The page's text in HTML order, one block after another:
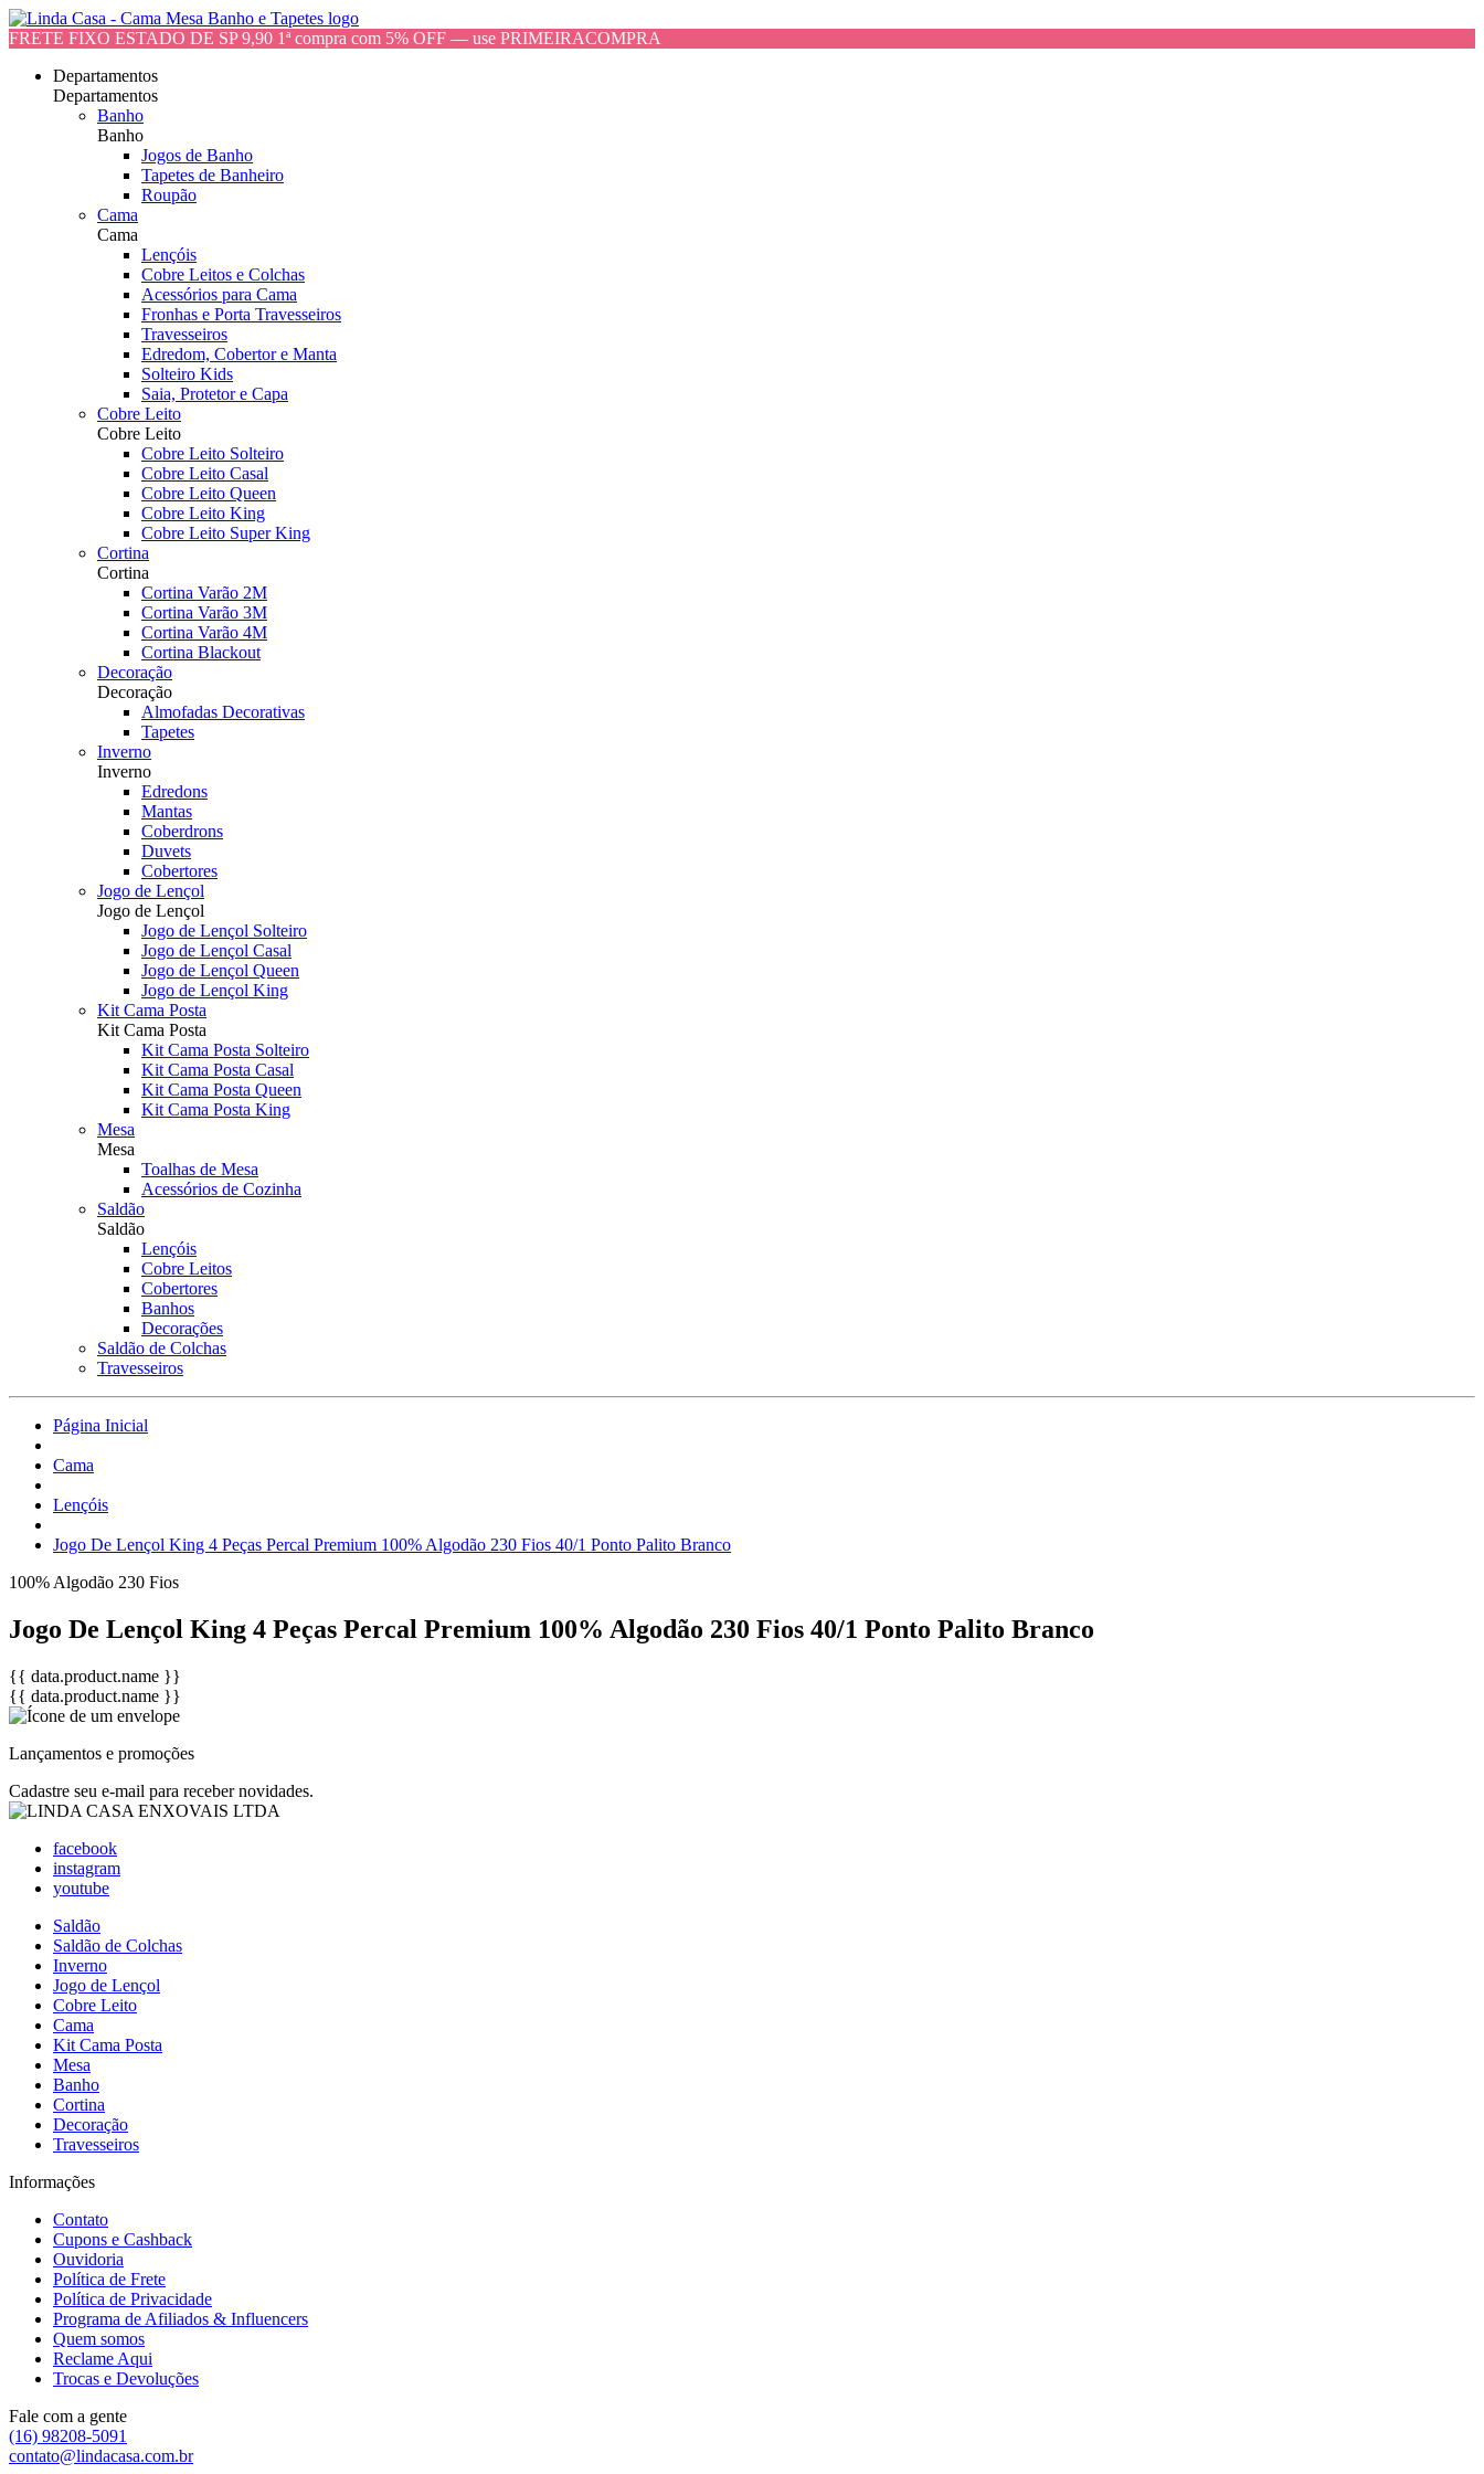
FRETE FIXO ESTADO DE SP 9,90 1ª compra com 5% OFF — use PRIMEIRACOMPRA
Departamentos
Departamentos
Banho
Banho
Jogos de Banho
Tapetes de Banheiro
Roupão
Cama
Cama
Lençóis
Cobre Leitos e Colchas
Acessórios para Cama
Fronhas e Porta Travesseiros
Travesseiros
Edredom, Cobertor e Manta
Solteiro Kids
Saia, Protetor e Capa
Cobre Leito
Cobre Leito
Cobre Leito Solteiro
Cobre Leito Casal
Cobre Leito Queen
Cobre Leito King
Cobre Leito Super King
Cortina
Cortina
Cortina Varão 2M
Cortina Varão 3M
Cortina Varão 4M
Cortina Blackout
Decoração
Decoração
Almofadas Decorativas
Tapetes
Inverno
Inverno
Edredons
Mantas
Coberdrons
Duvets
Cobertores
Jogo de Lençol
Jogo de Lençol
Jogo de Lençol Solteiro
Jogo de Lençol Casal
Jogo de Lençol Queen
Jogo de Lençol King
Kit Cama Posta
Kit Cama Posta
Kit Cama Posta Solteiro
Kit Cama Posta Casal
Kit Cama Posta Queen
Kit Cama Posta King
Mesa
Mesa
Toalhas de Mesa
Acessórios de Cozinha
Saldão
Saldão
Lençóis
Cobre Leitos
Cobertores
Banhos
Decorações
Saldão de Colchas
Travesseiros
Página Inicial
Cama
Lençóis
Jogo De Lençol King 4 Peças Percal Premium 100% Algodão 230 Fios 40/1 Ponto Palito Branco
100% Algodão 230 Fios
Jogo De Lençol King 4 Peças Percal Premium 100% Algodão 230 Fios 40/1 Ponto Palito Branco
{{ data.product.name }}
{{ data.product.name }}
Lançamentos e promoções
Cadastre seu e-mail para receber novidades.
facebook
instagram
youtube
Saldão
Saldão de Colchas
Inverno
Jogo de Lençol
Cobre Leito
Cama
Kit Cama Posta
Mesa
Banho
Cortina
Decoração
Travesseiros
Informações
Contato
Cupons e Cashback
Ouvidoria
Política de Frete
Política de Privacidade
Programa de Afiliados & Influencers
Quem somos
Reclame Aqui
Trocas e Devoluções
Fale com a gente
(16) 98208-5091
contato@lindacasa.com.br